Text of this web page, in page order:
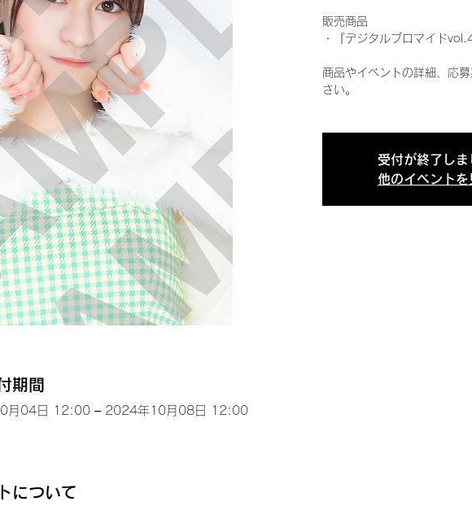
販売商品
・『デジタルブロマイド
商品やイベントの詳細、応
さい。
受付が終了しま
他のイベントを
期間
月04日 12:00 – 2024年10月08日 12:00
について